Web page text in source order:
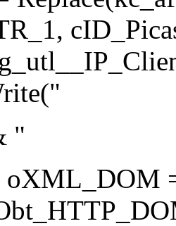
"
oXML_DOM